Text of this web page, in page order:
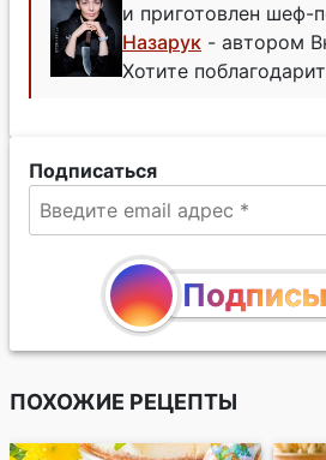
и приготовлен шеф-
Назарук - автором
Хотите
Подписаться
ПОХОЖИЕ РЕЦЕПТЫ